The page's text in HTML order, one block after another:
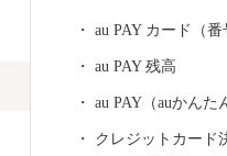
品であった磁器を広
も大きな影響を与え
においても、日本の
au PAY カード（番
au PAY 残高
au PAY（auかん
クレジットカード